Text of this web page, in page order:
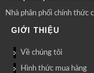
Nhà phân phối chính thức
GIỚI THIỆU
Về chúng tôi
Hình thức mua hàng